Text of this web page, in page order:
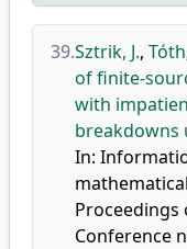
39.Sztrik, J.,
of finite-
with
breakdowns
In:
Conference